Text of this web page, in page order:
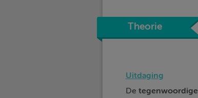
Theorie
Uitdaging
De tegenwoordige